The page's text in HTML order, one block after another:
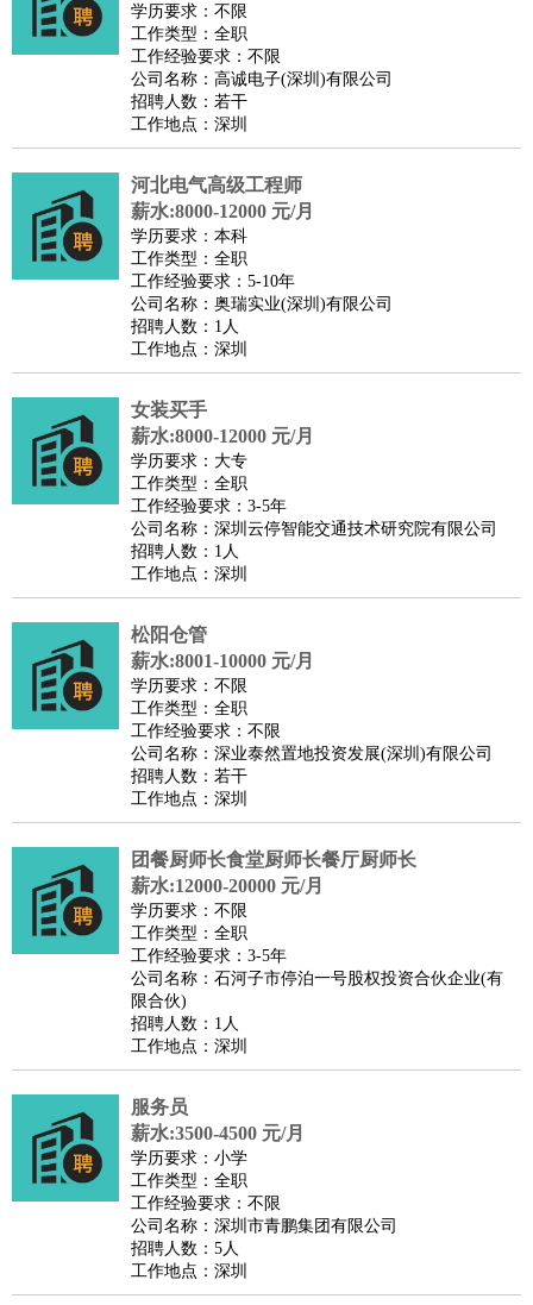
学历要求：不限
工作类型：全职
工作经验要求：不限
公司名称：高诚电子(深圳)有限公司
招聘人数：若干
工作地点：深圳
河北电气高级工程师
薪水:8000-12000 元/月
学历要求：本科
工作类型：全职
工作经验要求：5-10年
公司名称：奥瑞实业(深圳)有限公司
招聘人数：1人
工作地点：深圳
女装买手
薪水:8000-12000 元/月
学历要求：大专
工作类型：全职
工作经验要求：3-5年
公司名称：深圳云停智能交通技术研究院有限公司
招聘人数：1人
工作地点：深圳
松阳仓管
薪水:8001-10000 元/月
学历要求：不限
工作类型：全职
工作经验要求：不限
公司名称：深业泰然置地投资发展(深圳)有限公司
招聘人数：若干
工作地点：深圳
团餐厨师长食堂厨师长餐厅厨师长
薪水:12000-20000 元/月
学历要求：不限
工作类型：全职
工作经验要求：3-5年
公司名称：石河子市停泊一号股权投资合伙企业(有
限合伙)
招聘人数：1人
工作地点：深圳
服务员
薪水:3500-4500 元/月
学历要求：小学
工作类型：全职
工作经验要求：不限
公司名称：深圳市青鹏集团有限公司
招聘人数：5人
工作地点：深圳